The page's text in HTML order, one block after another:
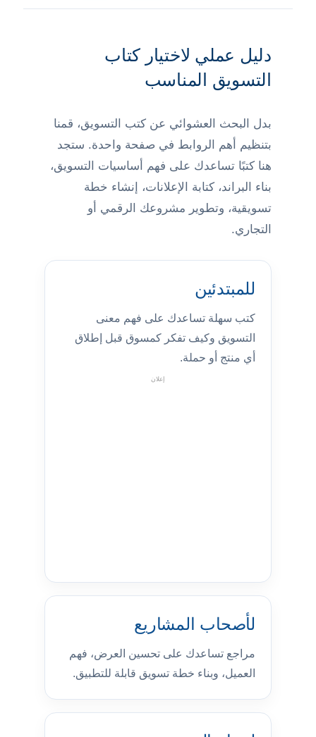
دليل عملي لاختيار كتاب
التسويق المناسب
بدل البحث العشوائي عن كتب التسويق، قمنا
بتنظيم أهم الروابط في صفحة واحدة. ستجد
هنا كتبًا تساعدك على فهم أساسيات التسويق،
بناء البراند، كتابة الإعلانات، إنشاء خطة
تسويقية، وتطوير مشروعك الرقمي أو
التجاري.
للمبتدئين
كتب سهلة تساعدك على فهم معنى
التسويق وكيف تفكر كمسوق قبل إطلاق
أي منتج أو حملة.
إعلان
لأصحاب المشاريع
مراجع تساعدك على تحسين العرض، فهم
العميل، وبناء خطة تسويق قابلة للتطبيق.